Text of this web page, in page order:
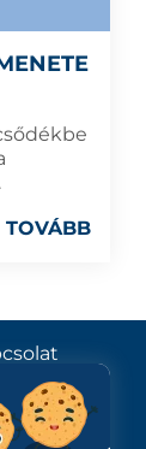
TOVÁBB